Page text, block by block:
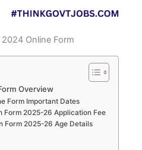
2024 Online Form
Overview
Form Important Dates
Form 2025-26 Application Fee
Form 2025-26 Age Details